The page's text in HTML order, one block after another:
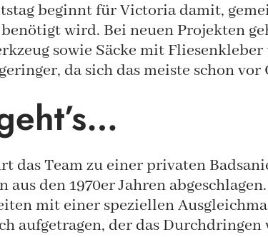
beginnt für Victoria damit,
wird. Bei neuen Projekten
sowie Säcke mit
da sich das meiste schon
das Team zu einer privaten
aus den 1970er Jahren
mit einer speziellen
aufgetragen, der das